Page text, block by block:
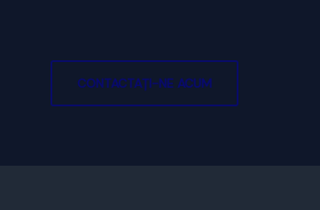
CONTACTAȚI-NE ACUM